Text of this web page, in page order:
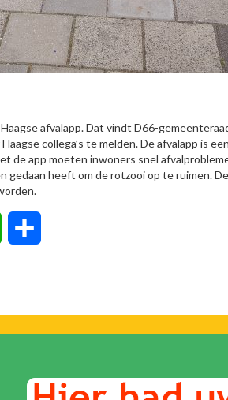
afvalapp. Dat vindt D66-
collega’s te melden. De afvalapp is
de app moeten inwoners snel
gedaan heeft om de rotzooi op te ruimen.
WhatsApp